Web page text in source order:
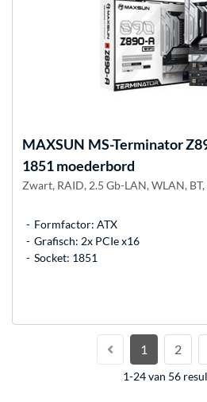
MAXSUN MS-Terminator
1851 moederbord
Zwart, RAID, 2.5 Gb-LAN, WLAN, BT,
Formfactor: ATX
Grafisch: 2x PCIe x16
Socket: 1851
1 2
1-24 van 56